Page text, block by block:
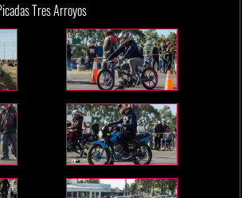
Tres Arroyos